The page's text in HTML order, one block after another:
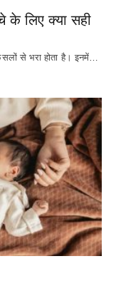
के लिए क्या सही
से भरा होता है। इनमें…